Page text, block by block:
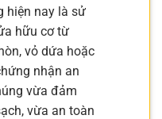
hiện nay là sử
hữu cơ từ
vỏ dứa hoặc
nhận an
vừa đảm
vừa an toàn